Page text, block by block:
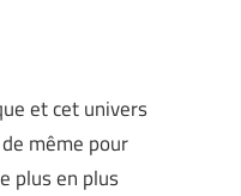
et cet univers
même pour
plus en plus